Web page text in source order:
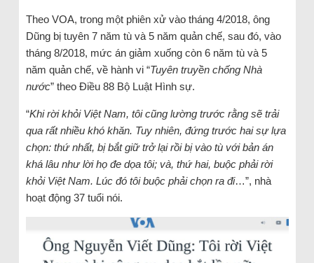
Theo VOA, trong một phiên xử vào tháng 4/2018, ông
Dũng bị tuyên 7 năm tù và 5 năm quản chế, sau đó, vào
tháng 8/2018, mức án giảm xuống còn 6 năm tù và 5
năm quản chế, về hành vi “Tuyên truyền chống Nhà
nước” theo Điều 88 Bộ Luật Hình sự.
“Khi rời khỏi Việt Nam, tôi cũng lường trước rằng sẽ trải
qua rất nhiều khó khăn. Tuy nhiên, đứng trước hai sự lựa
chọn: thứ nhất, bị bắt giữ trở lại rồi bị vào tù với bản án
khá lâu như lời họ đe dọa tôi; và, thứ hai, buộc phải rời
khỏi Việt Nam. Lúc đó tôi buộc phải chọn ra đi…”, nhà
hoạt động 37 tuổi nói.